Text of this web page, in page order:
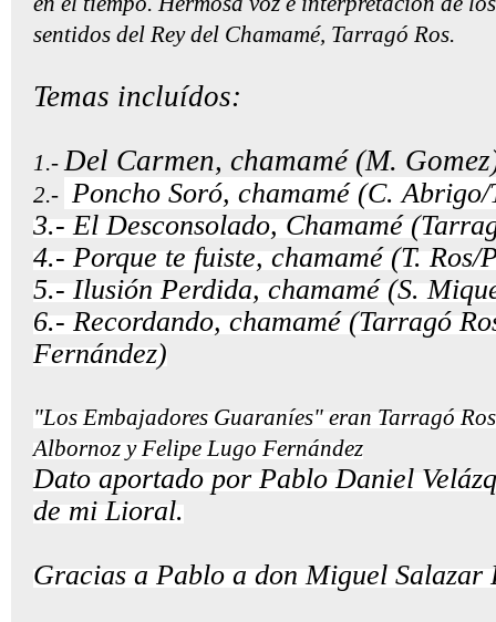
sentidos del Rey del Chamamé, Tarragó Ros.
Temas incluídos:
1.-Del Carmen, chamamé (M.
2.- Poncho Soró, chamamé (C. Abrigo/
3.- El Desconsolado, Chamamé
4.- Porque te fuiste, chamamé (T.
5.- Ilusión Perdida, chamamé (S.
6.- Recordando, chamamé (Tarragó
Fernández)
"Los Embajadores Guaraníes" eran Tarragó
Albornoz y Felipe Lugo Fernández
Dato aportado por Pablo Daniel
de mi Lioral.
Gracias a Pablo a don Miguel Salazar